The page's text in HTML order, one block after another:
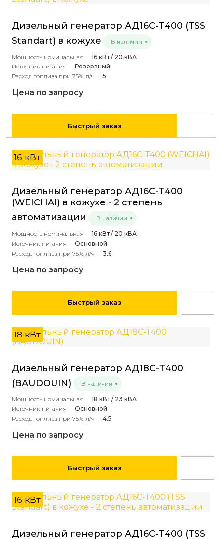
Дизельный генератор АД16С-Т400 (TSS
Standart) в кожухе
В наличии
Мощность номинальная
16 кВт / 20 кВА
Источник питания
Резервный
Расход топлива при 75%, л/ч
5
Цена по запросу
Быстрый заказ
16 кВт
Дизельный генератор АД16С-Т400
(WEICHAI) в кожухе - 2 степень
автоматизации
В наличии
Мощность номинальная
16 кВт / 20 кВА
Источник питания
Основной
Расход топлива при 75%, л/ч
3.6
Цена по запросу
Быстрый заказ
18 кВт
Дизельный генератор АД18С-Т400
(BAUDOUIN)
В наличии
Мощность номинальная
18 кВт / 23 кВА
Источник питания
Основной
Расход топлива при 75%, л/ч
4.5
Цена по запросу
Быстрый заказ
16 кВт
Дизельный генератор АД16С-Т400 (TSS